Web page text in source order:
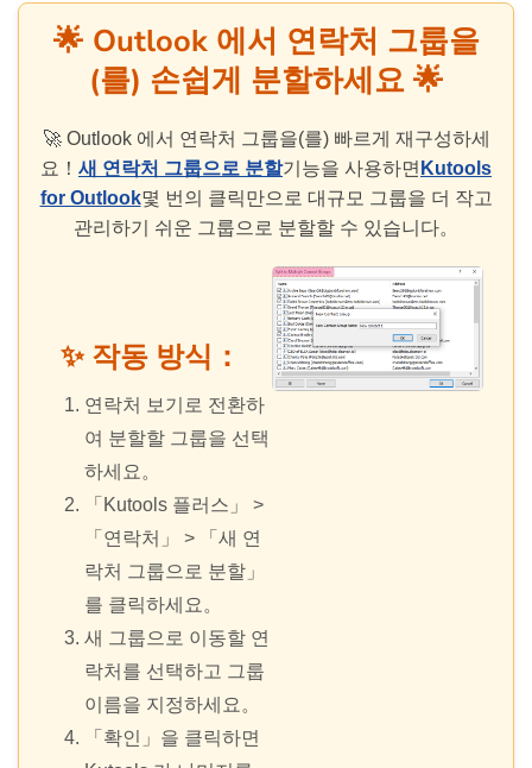
🌟 Outlook 에서 연락처 그룹을
(를) 손쉽게 분할하세요 🌟
🚀 Outlook 에서 연락처 그룹을(를) 빠르게 재구성하세
요！ 새 연락처 그룹으로 분할기능을 사용하면 Kutools
for Outlook몇 번의 클릭만으로 대규모 그룹을 더 작고
관리하기 쉬운 그룹으로 분할할 수 있습니다。
✨ 작동 방식：
연락처 보기로 전환하
여 분할할 그룹을 선택
하세요。
「Kutools 플러스」 >
「연락처」 > 「새 연
락처 그룹으로 분할」
를 클릭하세요。
새 그룹으로 이동할 연
락처를 선택하고 그룹
이름을 지정하세요。
「확인」을 클릭하면